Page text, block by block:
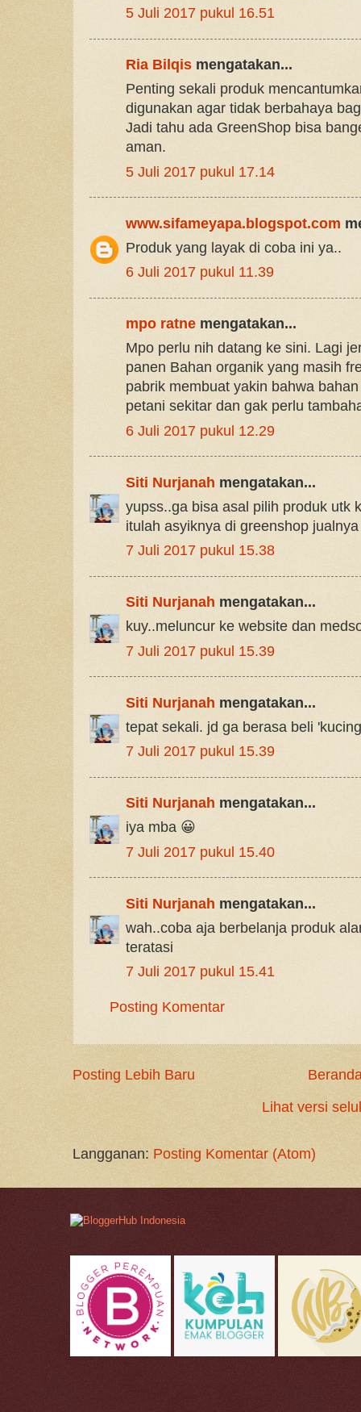
5 Juli 2017 pukul 16.51
Ria Bilqis mengatakan...
Penting sekali produk
digunakan agar tidak berbahaya
Jadi tahu ada GreenShop bisa
aman.
5 Juli 2017 pukul 17.14
www.sifameyapa.blogspot.com
Produk yang layak di coba ini ya..
6 Juli 2017 pukul 11.39
mpo ratne mengatakan...
Mpo perlu nih datang ke sini. Lagi
panen Bahan organik yang masih
pabrik membuat yakin bahwa
petani sekitar dan gak perlu
6 Juli 2017 pukul 12.29
Siti Nurjanah mengatakan...
yupss..ga bisa asal pilih produk utk
itulah asyiknya di greenshop
7 Juli 2017 pukul 15.38
Siti Nurjanah mengatakan...
kuy..meluncur ke website dan
7 Juli 2017 pukul 15.39
Siti Nurjanah mengatakan...
tepat sekali. jd ga berasa beli
7 Juli 2017 pukul 15.39
Siti Nurjanah mengatakan...
iya mba 😀
7 Juli 2017 pukul 15.40
Siti Nurjanah mengatakan...
wah..coba aja berbelanja produk
teratasi
7 Juli 2017 pukul 15.41
Posting Komentar
Posting Lebih Baru
Lihat versi
Langganan: Posting Komentar (Atom)